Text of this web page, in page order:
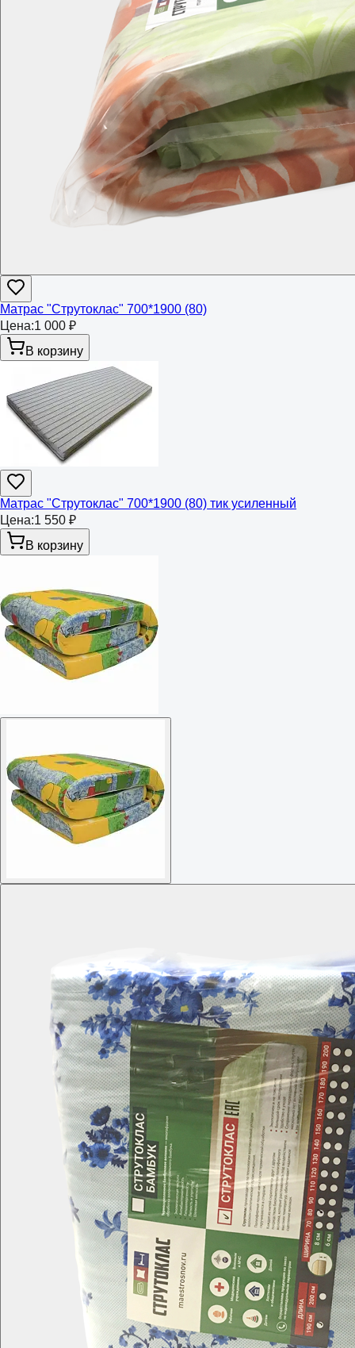
Матрас "Струтоклас" 700*1900 (80)
Цена:1 000 ₽
В корзину
Матрас "Струтоклас" 700*1900 (80) тик усиленный
Цена:1 550 ₽
В корзину